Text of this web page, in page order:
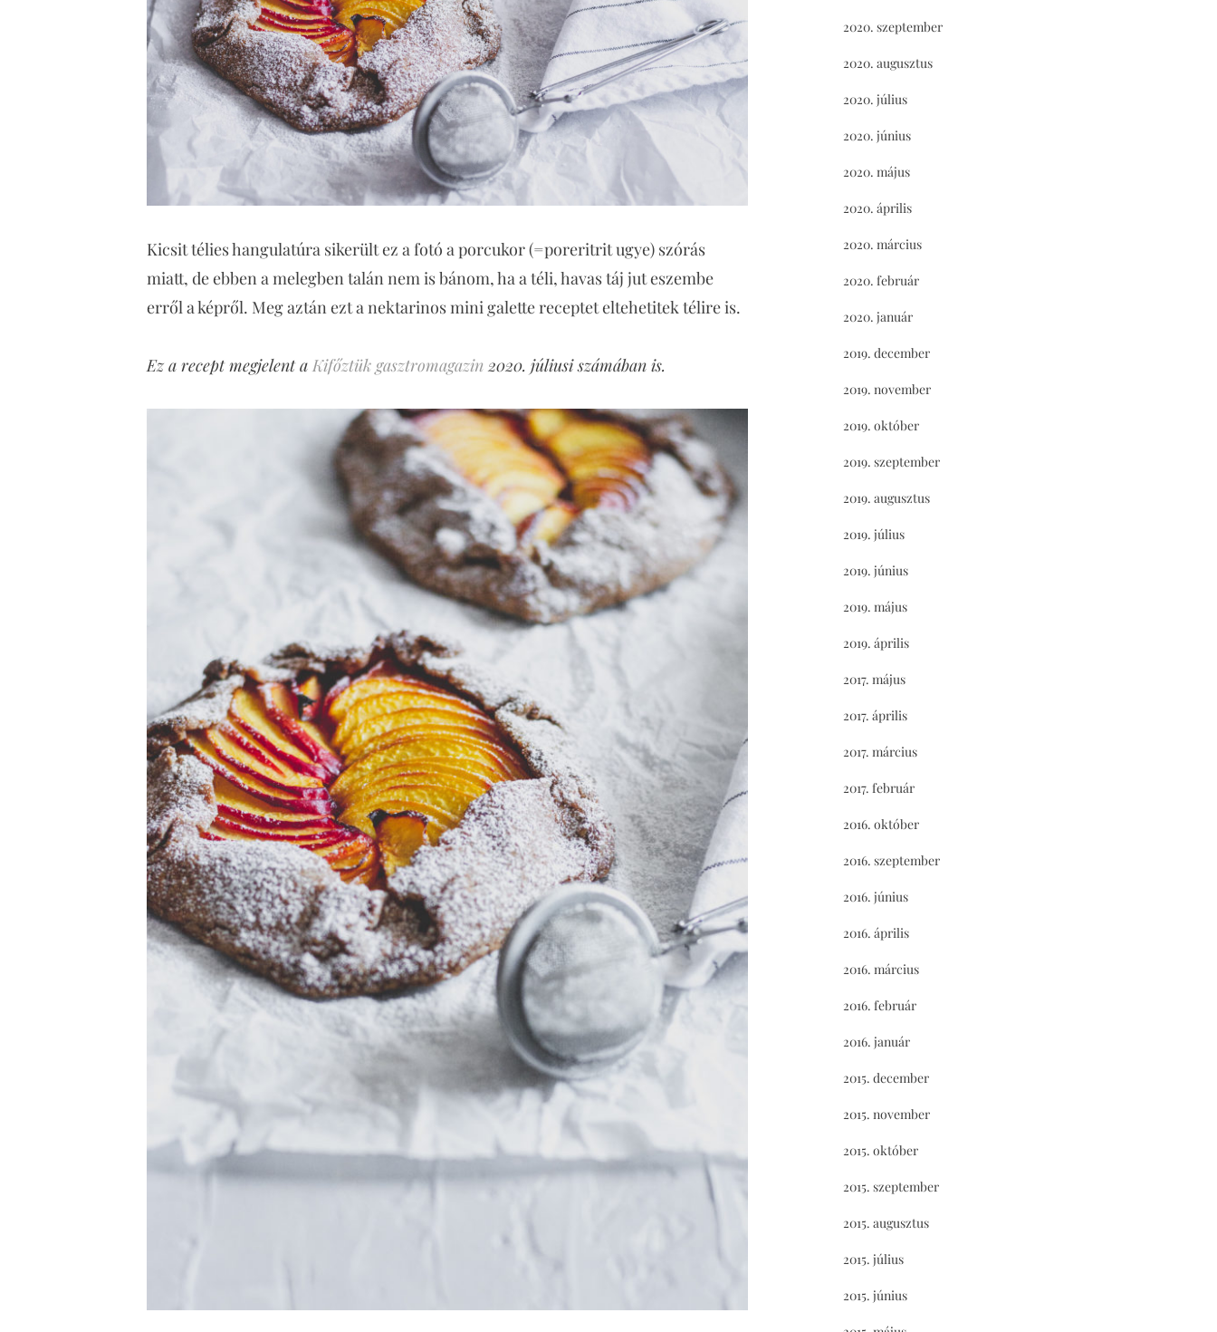
Kicsit télies hangulatúra sikerült ez a fotó a porcukor (=poreritrit ugye) szórás
miatt, de ebben a melegben talán nem is bánom, ha a téli, havas táj jut eszembe
erről a képről. Meg aztán ezt a nektarinos mini galette receptet eltehetitek télire is.
Ez a recept megjelent a Kifőztük gasztromagazin2020. júliusi számában is.
2020. szeptember
2020. augusztus
2020. július
2020. június
2020. május
2020. április
2020. március
2020. február
2020. január
2019. december
2019. november
2019. október
2019. szeptember
2019. augusztus
2019. július
2019. június
2019. május
2019. április
2017. május
2017. április
2017. március
2017. február
2016. október
2016. szeptember
2016. június
2016. április
2016. március
2016. február
2016. január
2015. december
2015. november
2015. október
2015. szeptember
2015. augusztus
2015. július
2015. június